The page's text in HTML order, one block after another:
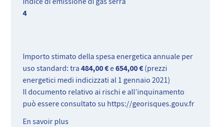
4
Importo stimato della spesa energetica annuale per
uso standard: tra484,00 €e654,00 € (prezzi
energetici medi indicizzati al 1 gennaio 2021)
Il documento relativo ai rischi e all’inquinamento
può essere consultato su https://georisques.gouv.fr
En savoir plus